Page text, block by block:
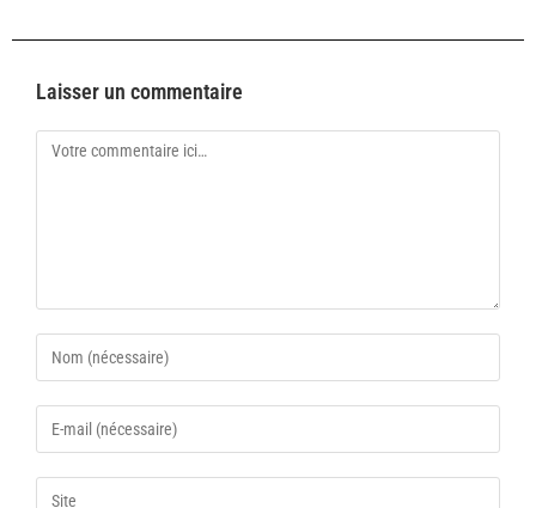
Laisser un commentaire